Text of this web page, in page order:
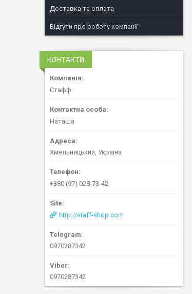
Доставка та оплата
Відгути про роботу компанії
КОНТАКТИ
Стафф
Наташа
Хмельницький, Україна
+380 (97) 028-73-42
http://staff-shop.com
0970287342
0970287342